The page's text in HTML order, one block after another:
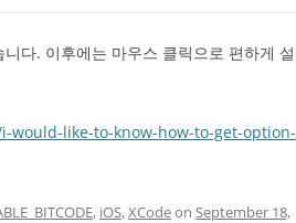
다. 이후에는 마우스 클릭으로 편하게 설
would-like-to-know-how-to-get-option-
, iOS,XCodeon September 18,